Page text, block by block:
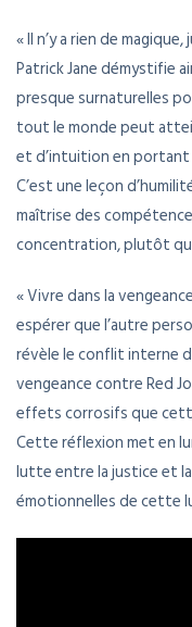
« Il n’y a rien de
Patrick Jane démystifie
presque surnaturelles
tout le monde peut
et d’intuition en
C’est une leçon
maîtrise des
concentration, plutôt
« Vivre dans la
espérer que l’autre
révèle le conflit interne
vengeance contre Red
effets corrosifs que
Cette réflexion met en
lutte entre la justice et
émotionnelles de cette